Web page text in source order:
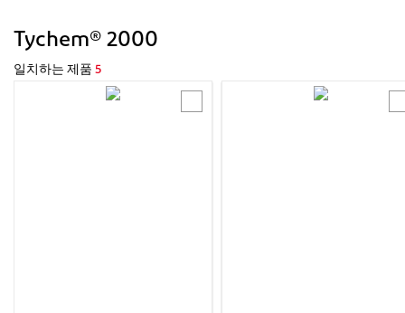
Tychem® 2000
일치하는 제품 5